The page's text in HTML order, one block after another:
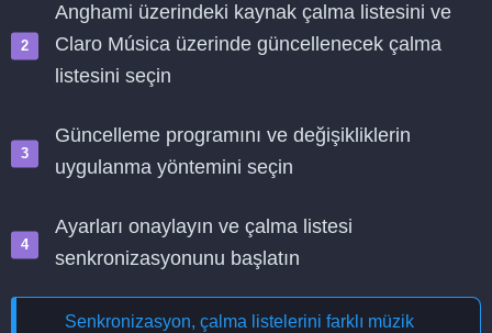
Anghami üzerindeki kaynak çalma listesini ve
Claro Música üzerinde güncellenecek çalma
listesini seçin
Güncelleme programını ve değişikliklerin
uygulanma yöntemini seçin
Ayarları onaylayın ve çalma listesi
senkronizasyonunu başlatın
Senkronizasyon, çalma listelerini farklı müzik